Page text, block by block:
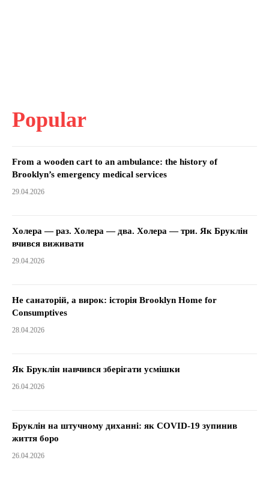
Popular
From a wooden cart to an ambulance: the history of
Brooklyn’s emergency medical services
29.04.2026
Холера — раз. Холера — два. Холера — три. Як Бруклін
вчився виживати
29.04.2026
Не санаторій, а вирок: історія Brooklyn Home for
Consumptives
28.04.2026
Як Бруклін навчився зберігати усмішки
26.04.2026
Бруклін на штучному диханні: як COVID-19 зупинив
життя боро
26.04.2026